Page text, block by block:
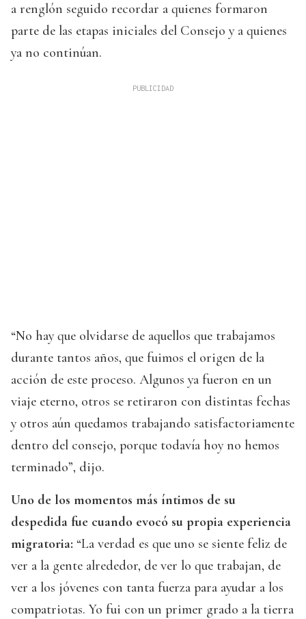
a renglón seguido recordar a quienes formaron
parte de las etapas iniciales del Consejo y a quienes
ya no continúan.
“No hay que olvidarse de aquellos que trabajamos
durante tantos años, que fuimos el origen de la
acción de este proceso. Algunos ya fueron en un
viaje eterno, otros se retiraron con distintas fechas
y otros aún quedamos trabajando satisfactoriamente
dentro del consejo, porque todavía hoy no hemos
terminado”, dijo.
Uno de los momentos más íntimos de su
despedida fue cuando evocó su propia experiencia
migratoria: “La verdad es que uno se siente feliz de
ver a la gente alrededor, de ver lo que trabajan, de
ver a los jóvenes con tanta fuerza para ayudar a los
compatriotas. Yo fui con un primer grado a la tierra